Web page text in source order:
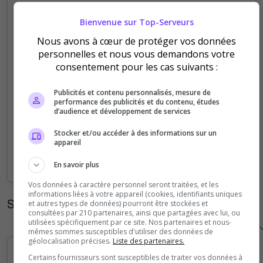
2
4
Statistiques horaires
Bienvenue sur Top-Serveurs
Nous avons à cœur de protéger vos données
personnelles et nous vous demandons votre
consentement pour les cas suivants :
Publicités et contenu personnalisés, mesure de
performance des publicités et du contenu, études
d’audience et développement de services
Stocker et/ou accéder à des informations sur un
appareil
En savoir plus
Vos données à caractère personnel seront traitées, et les
informations liées à votre appareil (cookies, identifiants uniques
et autres types de données) pourront être stockées et
consultées par 210 partenaires, ainsi que partagées avec lui, ou
utilisées spécifiquement par ce site. Nos partenaires et nous-
mêmes sommes susceptibles d'utiliser des données de
géolocalisation précises. Liste des partenaires.
Certains fournisseurs sont susceptibles de traiter vos données à